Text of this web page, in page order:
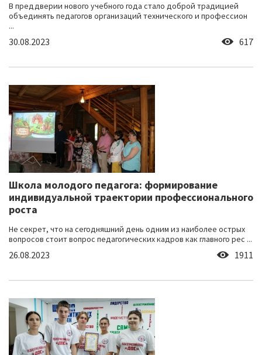
В преддверии нового учебного года стало доброй традицией
объединять педагогов организаций технического и профессион
...
30.08.2023 617
Школа молодого педагога: формирование
индивидуальной траектории профессионального
роста
Не секрет, что на сегодняшний день одним из наиболее острых
вопросов стоит вопрос педагогических кадров как главного рес ...
26.08.2023 1911